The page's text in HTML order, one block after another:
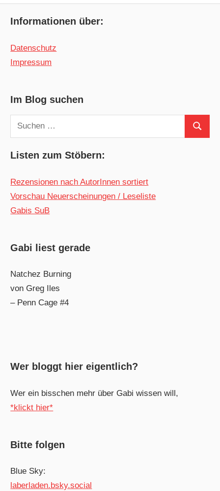
Informationen über:
Datenschutz
Impressum
Im Blog suchen
Suchen
nach:
Suchen
Listen zum Stöbern:
Rezensionen nach AutorInnen sortiert
Vorschau Neuerscheinungen / Leseliste
Gabis SuB
Gabi liest gerade
Natchez Burning
von Greg Iles
– Penn Cage #4
Wer bloggt hier eigentlich?
Wer ein bisschen mehr über Gabi wissen will,
*klickt hier*
Bitte folgen
Blue Sky:
laberladen.bsky.social